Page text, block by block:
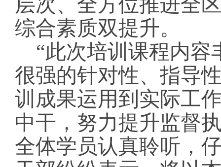
综合素质双提升。
“此次培训课程内
很强的针对性、指导
训成果运用到实际工
中干，努力提升监督
全体学员认真聆听，